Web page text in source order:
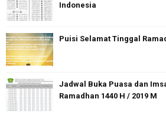
Indonesia
Puisi Selamat Tinggal
Jadwal Buka Puasa dan
Ramadhan 1440 H / 2019 M